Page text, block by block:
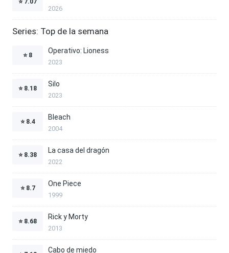
⭐ 7.07
2026
Series: Top de la semana
⭐ 8
Operativo: Lioness
2023
⭐ 8.18
Silo
2023
⭐ 8.4
Bleach
2004
⭐ 8.38
La casa del dragón
2022
⭐ 8.7
One Piece
1999
⭐ 8.68
Rick y Morty
2013
Cabo de miedo